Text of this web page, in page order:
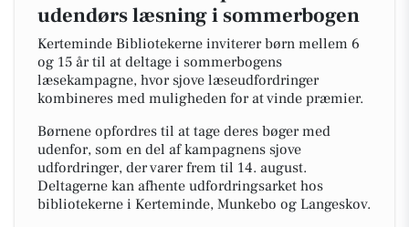
udendørs læsning i sommerbogen
Kerteminde Bibliotekerne inviterer børn mellem 6
og 15 år til at deltage i sommerbogens
læsekampagne, hvor sjove læseudfordringer
kombineres med muligheden for at vinde præmier.
Børnene opfordres til at tage deres bøger med
udenfor, som en del af kampagnens sjove
udfordringer, der varer frem til 14. august.
Deltagerne kan afhente udfordringsarket hos
bibliotekerne i Kerteminde, Munkebo og Langeskov.